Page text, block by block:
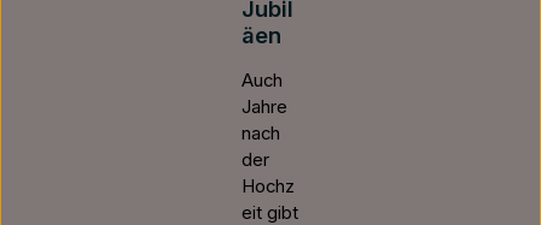
Jubil
äen
Auch
Jahre
nach
der
Hochz
eit gibt